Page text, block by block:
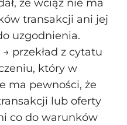
że wciąż nie ma
transakcji ani jej
uzgodnienia.
przekład z cytatu
który w
ma pewności, że
lub oferty
co do warunków